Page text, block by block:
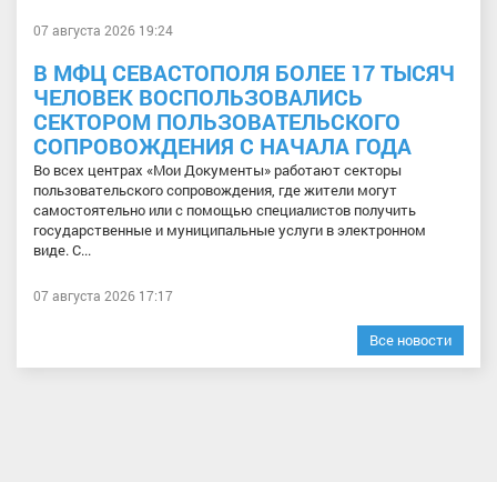
07 августа 2026 19:24
В МФЦ СЕВАСТОПОЛЯ БОЛЕЕ 17 ТЫСЯЧ
ЧЕЛОВЕК ВОСПОЛЬЗОВАЛИСЬ
СЕКТОРОМ ПОЛЬЗОВАТЕЛЬСКОГО
СОПРОВОЖДЕНИЯ С НАЧАЛА ГОДА
Во всех центрах «Мои Документы» работают секторы
пользовательского сопровождения, где жители могут
самостоятельно или с помощью специалистов получить
государственные и муниципальные услуги в электронном
виде. С...
07 августа 2026 17:17
Все новости